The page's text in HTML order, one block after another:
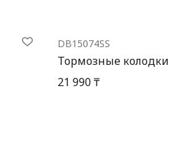
DB15074SS
Тормозные колодки
21 990 ₸